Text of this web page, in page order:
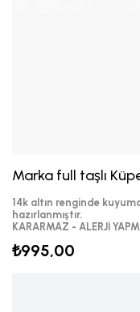
Marka full taşlı
14k altın renginde
hazırlanmıştır.
KARARMAZ - ALERJİ
₺995,00